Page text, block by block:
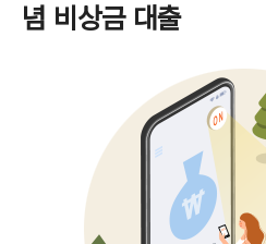
념 비상금 대출